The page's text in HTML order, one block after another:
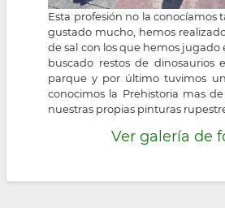
Esta profesión no la conocíamos
gustado mucho, hemos
de sal con los que hemos jugado
buscado restos de dinosaurios
parque y por último tuvimos
conocimos la Prehistoria mas
nuestras propias pinturas
Ver galería de